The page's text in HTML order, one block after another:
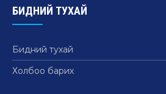
БИДНИЙ ТУХАЙ
Бидний тухай
Холбоо барих